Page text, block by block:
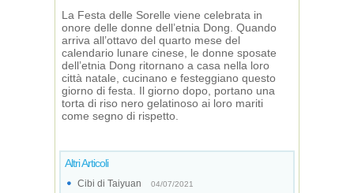
La Festa delle Sorelle viene celebrata in
onore delle donne dell’etnia Dong. Quando
arriva all’ottavo del quarto mese del
calendario lunare cinese, le donne sposate
dell’etnia Dong ritornano a casa nella loro
città natale, cucinano e festeggiano questo
giorno di festa. Il giorno dopo, portano una
torta di riso nero gelatinoso ai loro mariti
come segno di rispetto.
Altri Articoli
Cibi di Taiyuan 04/07/2021